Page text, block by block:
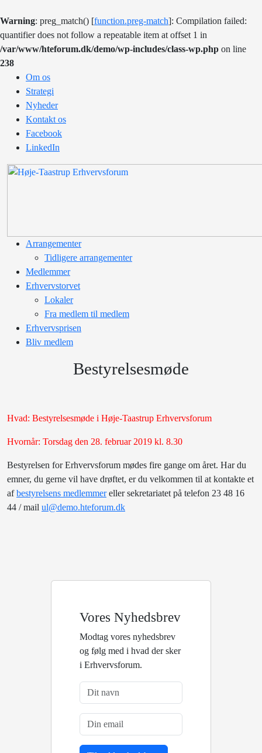
Warning: preg_match() [function.preg-match]: Compilation failed:
quantifier does not follow a repeatable item at offset 1 in
/var/www/hteforum.dk/demo/wp-includes/class-wp.php on line
238
Om os
Strategi
Nyheder
Kontakt os
Facebook
LinkedIn
Arrangementer
Tidligere arrangementer
Medlemmer
Erhvervstorvet
Lokaler
Fra medlem til medlem
Erhvervsprisen
Bliv medlem
Bestyrelsesmøde
Hvad: Bestyrelsesmøde i Høje-Taastrup Erhvervsforum
Hvornår: Torsdag den 28. februar 2019 kl. 8.30
Bestyrelsen for Erhvervsforum mødes fire gange om året. Har du
emner, du gerne vil have drøftet, er du velkommen til at kontakte et
afbestyrelsens medlemmereller sekretariatet på telefon 23 48 16
44 / mail ul@demo.hteforum.dk
Vores Nyhedsbrev
Modtag vores nyhedsbrev
og følg med i hvad der sker
i Erhvervsforum.